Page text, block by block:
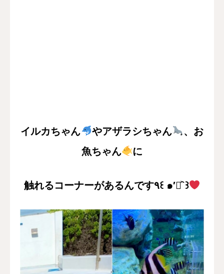
イルカちゃん やアザラシちゃん
、お
魚ちゃん
に
触れるコーナーがあるんです٩꒰ ๑′◡͐`꒱